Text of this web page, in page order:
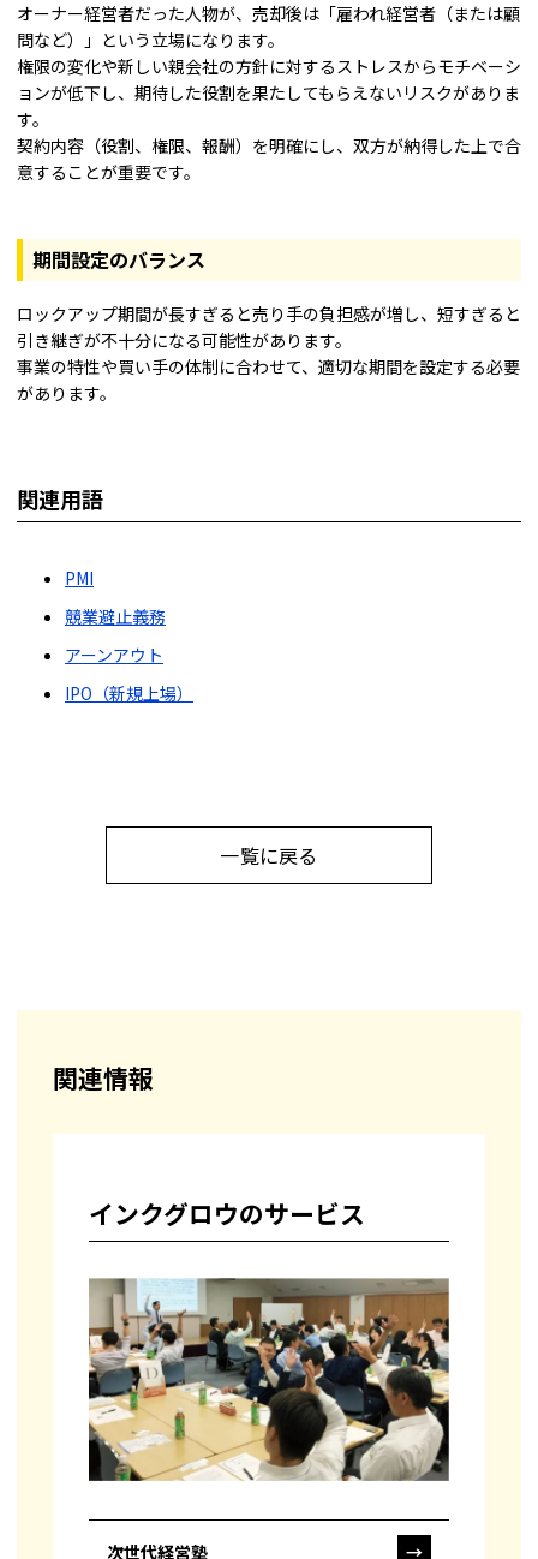
オーナー経営者だった人物が、売却後は「雇われ経営者（または顧
問など）」という立場になります。
権限の変化や新しい親会社の方針に対するストレスからモチベーシ
ョンが低下し、期待した役割を果たしてもらえないリスクがありま
す。
契約内容（役割、権限、報酬）を明確にし、双方が納得した上で合
意することが重要です。
期間設定のバランス
ロックアップ期間が長すぎると売り手の負担感が増し、短すぎると
引き継ぎが不十分になる可能性があります。
事業の特性や買い手の体制に合わせて、適切な期間を設定する必要
があります。
関連用語
PMI
競業避止義務
アーンアウト
IPO（新規上場）
一覧に戻る
関連情報
インクグロウのサービス
次世代経営塾 →